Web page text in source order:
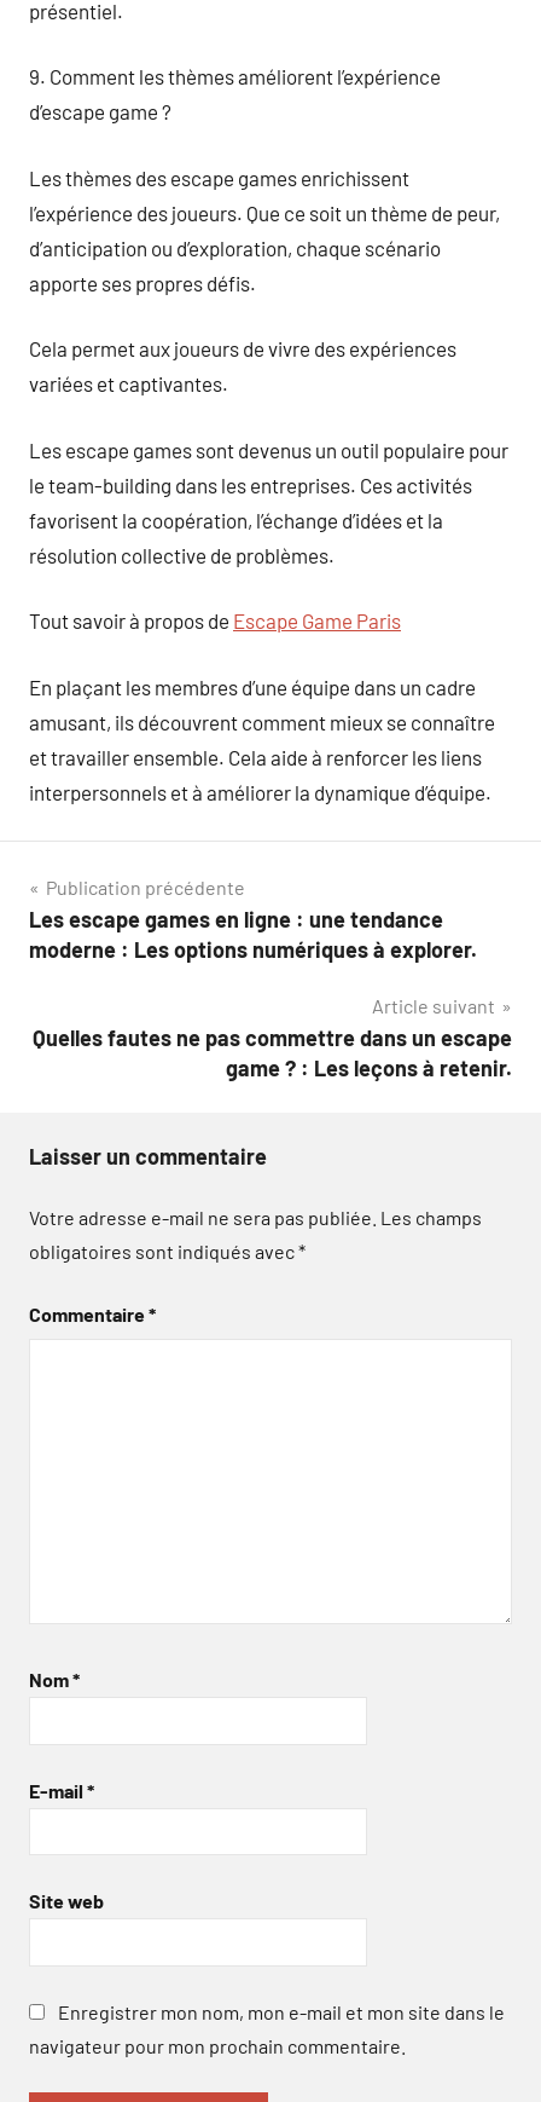
présentiel.
9. Comment les thèmes améliorent l’expérience
d’escape game ?
Les thèmes des escape games enrichissent
l’expérience des joueurs. Que ce soit un thème de peur,
d’anticipation ou d’exploration, chaque scénario
apporte ses propres défis.
Cela permet aux joueurs de vivre des expériences
variées et captivantes.
Les escape games sont devenus un outil populaire pour
le team-building dans les entreprises. Ces activités
favorisent la coopération, l’échange d’idées et la
résolution collective de problèmes.
Tout savoir à propos de Escape Game Paris
En plaçant les membres d’une équipe dans un cadre
amusant, ils découvrent comment mieux se connaître
et travailler ensemble. Cela aide à renforcer les liens
interpersonnels et à améliorer la dynamique d’équipe.
Navigation
de
Publication précédente
Les escape games en ligne : une tendance
moderne : Les options numériques à explorer.
Article suivant
Quelles fautes ne pas commettre dans un escape
game ? : Les leçons à retenir.
Laisser un commentaire
Votre adresse e-mail ne sera pas publiée. Les champs
obligatoires sont indiqués avec*
Commentaire*
Nom*
E-mail *
Site web
Enregistrer mon nom, mon e-mail et mon site dans le
navigateur pour mon prochain commentaire.